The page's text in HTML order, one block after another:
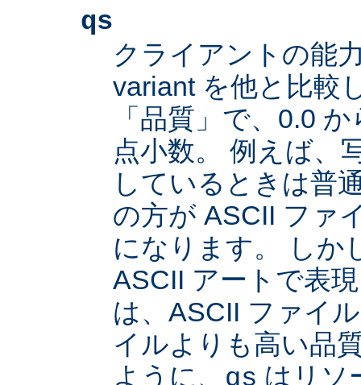
qs
クライアントの能
variant を他と比較
「品質」で、0.0
点小数。 例えば、
しているときは普
の方が ASCII ファ
になります。 しか
ASCII アートで表
は、ASCII ファイ
イルよりも高い品
ように、 qs はリソ